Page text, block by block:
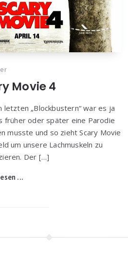
Movie 4
letzten „Blockbustern“ war es ja
früher oder später eine Parodie
musste und so zieht Scary Movie
um unsere Lachmuskeln zu
Der […]
...